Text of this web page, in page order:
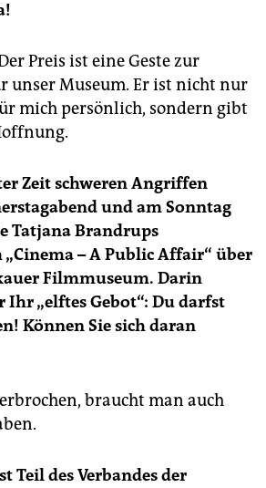
Preis ist eine Geste zur
unser Museum. Er ist nicht nur
mich persönlich, sondern gibt
Zeit schweren Angriffen
und am Sonntag
Tatjana Brandrups
– A Public Affair“ über
Filmmuseum. Darin
Ihr „elftes Gebot“: Du darfst
Können Sie sich daran
braucht man auch
Teil des Verbandes der